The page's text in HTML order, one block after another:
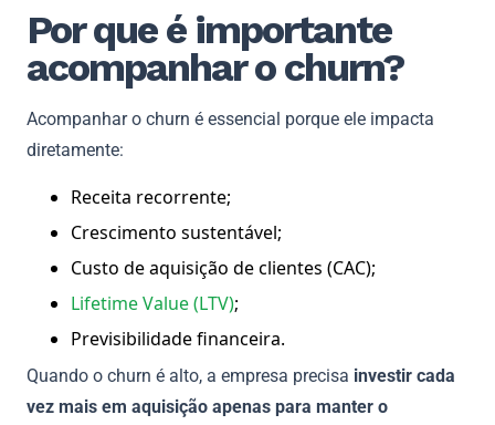
Por que é importante
acompanhar o churn?
Acompanhar o churn é essencial porque ele impacta
diretamente:
Receita recorrente;
Crescimento sustentável;
Custo de aquisição de clientes (CAC);
Lifetime Value (LTV);
Previsibilidade financeira.
Quando o churn é alto, a empresa precisa investir cada
vez mais em aquisição apenas para manter o